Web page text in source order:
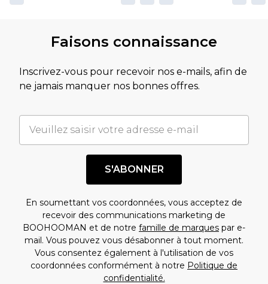
Faisons connaissance
Inscrivez-vous pour recevoir nos e-mails, afin de
ne jamais manquer nos bonnes offres.
S'ABONNER
En soumettant vos coordonnées, vous acceptez de
recevoir des communications marketing de
BOOHOOMAN et de notre famille de marques par e-
mail. Vous pouvez vous désabonner à tout moment.
Vous consentez également à l'utilisation de vos
coordonnées conformément à notre Politique de
confidentialité.